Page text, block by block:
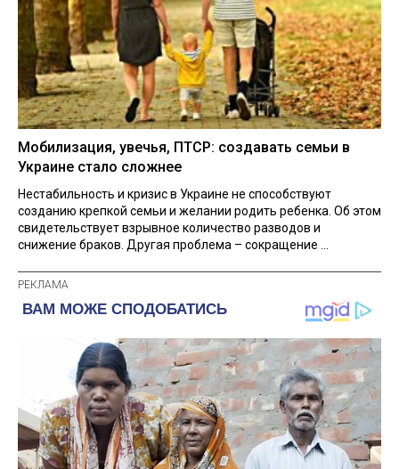
Мобилизация, увечья, ПТСР: создавать семьи в
Украине стало сложнее
Нестабильность и кризис в Украине не способствуют
созданию крепкой семьи и желании родить ребенка. Об этом
свидетельствует взрывное количество разводов и
снижение браков. Другая проблема – сокращение ...